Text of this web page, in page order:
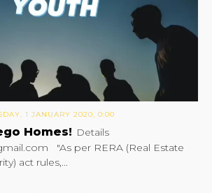
1 JANUARY 2020, 0:00
Homes! Details
"As per RERA (Real Estate
act rules,...